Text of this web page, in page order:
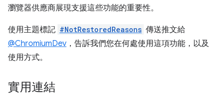
瀏覽器供應商展現支援這些功能的重要性。
使用主題標記 #NotRestoredReasons 傳送推文給
@ChromiumDev ，告訴我們您在何處使用這項功能，以及
使用方式。
實用連結